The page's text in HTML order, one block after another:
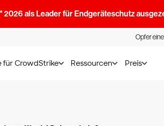
als Leader für Endgeräteschutz
Opfer
für CrowdStrike Ressourcen Preis